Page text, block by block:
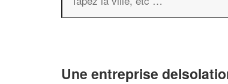
Une entreprise